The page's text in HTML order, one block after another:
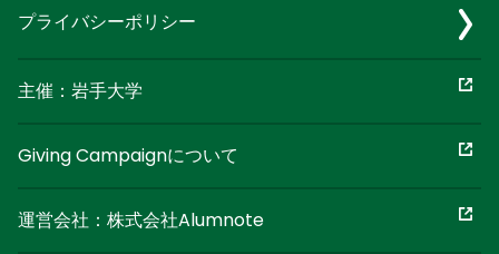
プライバシーポリシー
主催：岩手大学
Giving Campaignについて
運営会社：株式会社Alumnote